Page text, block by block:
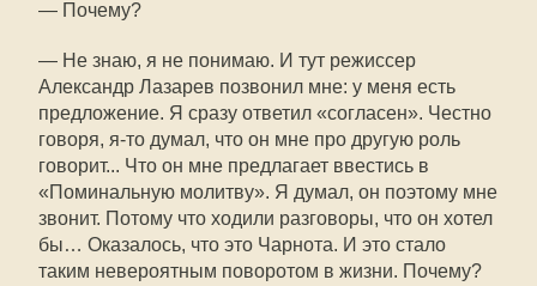
— Почему?
— Не знаю, я не понимаю. И тут режиссер
Александр Лазарев позвонил мне: у меня есть
предложение. Я сразу ответил «согласен». Честно
говоря, я-то думал, что он мне про другую роль
говорит... Что он мне предлагает ввестись в
«Поминальную молитву». Я думал, он поэтому мне
звонит. Потому что ходили разговоры, что он хотел
бы… Оказалось, что это Чарнота. И это стало
таким невероятным поворотом в жизни. Почему?